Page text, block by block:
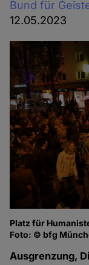
Bund für
12.05.2023
Platz für
Foto: © bfg
Ausgrenzung,